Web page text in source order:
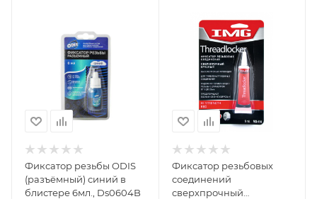
Фиксатор резьбы ODIS
(разъёмный) синий в
блистере 6мл., Ds0604B
Фиксатор резьбовых
соединений
сверхпрочный